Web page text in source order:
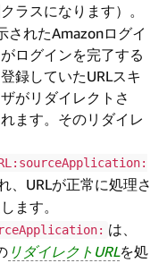
クラスになります）。
されたAmazonログイ
ログインを完了する
録していたURLスキ
がリダイレクトさ
ます。そのリダイレ
、URLが正常に処理さ
ます。
は、
リダイレクトURLを処